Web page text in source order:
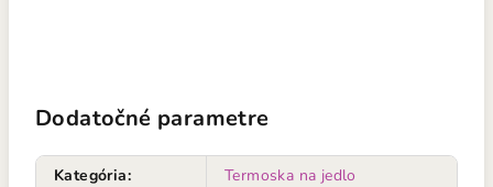
Dodatočné parametre
Kategória:
Termoska na jedlo